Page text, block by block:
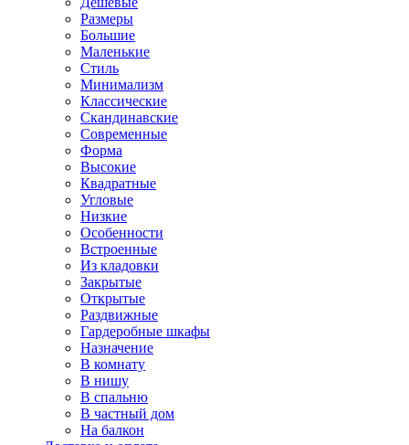
Размеры
Большие
Маленькие
Стиль
Минимализм
Классические
Скандинавские
Современные
Форма
Высокие
Квадратные
Угловые
Низкие
Особенности
Встроенные
Из кладовки
Закрытые
Открытые
Раздвижные
Гардеробные шкафы
Назначение
В комнату
В нишу
В спальню
В частный дом
На балкон